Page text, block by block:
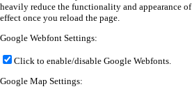
heavily reduce the functionality and appearance
effect once you reload the page.
Google Webfont Settings:
Click to enable/disable Google Webfonts.
Google Map Settings: